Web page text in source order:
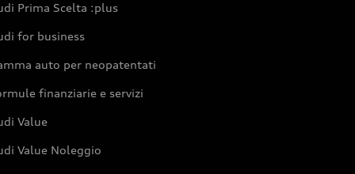
Prima Scelta :plus
for business
auto per neopatentati
finanziarie e servizi
Value
Value Noleggio